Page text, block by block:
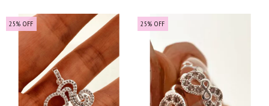
25% OFF 25% OFF